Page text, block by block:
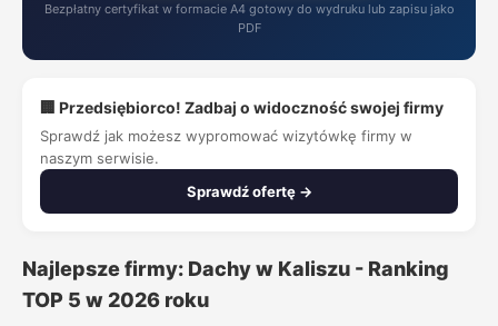
Bezpłatny certyfikat w formacie A4 gotowy do wydruku lub zapisu jako
PDF
🏢 Przedsiębiorco! Zadbaj o widoczność swojej firmy
Sprawdź jak możesz wypromować wizytówkę firmy w
naszym serwisie.
Sprawdź ofertę →
Najlepsze firmy: Dachy w Kaliszu - Ranking
TOP 5 w 2026 roku